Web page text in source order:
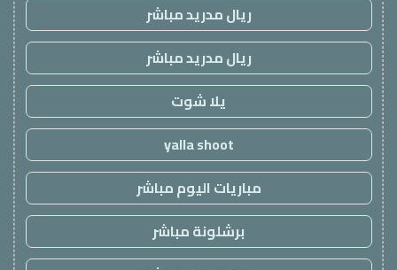
ريال مدريد مباشر
ريال مدريد مباشر
يلا شوت
yalla shoot
مباريات اليوم مباشر
برشلونة مباشر